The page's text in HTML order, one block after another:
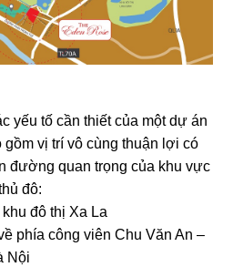
yếu tố cần thiết của một dự án
vị trí vô cùng thuận lợi có
đường quan trọng của khu vực
đô:
đô thị Xa La
phía công viên Chu Văn An –
Nội